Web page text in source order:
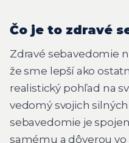
Čo je to zdravé
Zdravé sebavedomie
že sme lepší ako
realistický pohľad na
vedomý svojich
sebavedomie je
samému a dôverou